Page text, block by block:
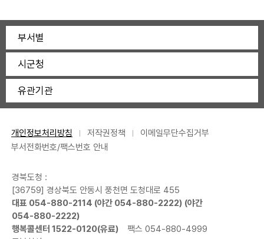
부서별
시군청
유관기관
개인정보처리방침 저작권정책
이메일무단수집거부
부서전화번호/팩스번호 안내
경북도청 :
[36759] 경상북도 안동시 풍천면 도청대로 455
대표 054-880-2114 (야간 054-880-2222) (야간
054-880-2222)
행복콜센터 1522-0120(유료)
팩스 054-880-4999